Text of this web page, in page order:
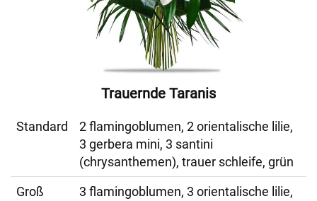
Trauernde Taranis
Standard
2 flamingoblumen, 2 orientalische lilie,
3 gerbera mini, 3 santini
(chrysanthemen), trauer schleife, grün
Groß
3 flamingoblumen, 3 orientalische lilie,